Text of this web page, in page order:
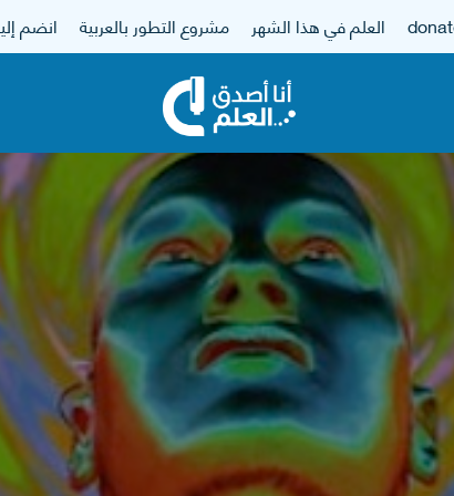
العلم في هذا الشهر مشروع التطور بالعربية انضم